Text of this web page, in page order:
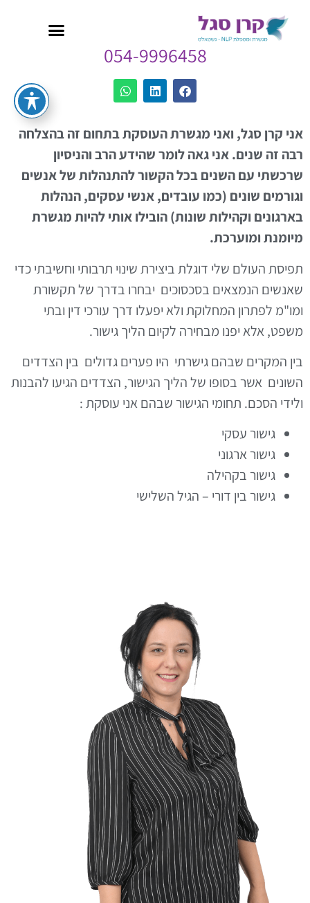
054-9996458
אני קרן סגל, ואני מגשרת העוסקת בתחום זה בהצלחה
רבה זה שנים. אני גאה לומר שהידע הרב והניסיון
שרכשתי עם השנים בכל הקשור להתנהלות של אנשים
וגורמים שונים (כמו עובדים, אנשי עסקים, הנהלות
בארגונים וקהילות שונות) הובילו אותי להיות מגשרת
מיומנת ומוערכת.
תפיסת העולם שלי דוגלת ביצירת שינוי תרבותי וחשיבתי כדי
שאנשים הנמצאים בסכסוכים יבחרו בדרך של תקשורת
ומו"מ לפתרון המחלוקת ולא יפעלו דרך עורכי דין ובתי
משפט, אלא יפנו מבחירה לקיום הליך גישור.
בין המקרים שבהם גישרתי היו פערים גדולים בין הצדדים
השונים אשר בסופו של הליך הגישור, הצדדים הגיעו להבנות
ולידי הסכם. תחומי הגישור שבהם אני עוסקת :
גישור עסקי
גישור ארגוני
גישור בקהילה
גישור בין דורי – הגיל השלישי